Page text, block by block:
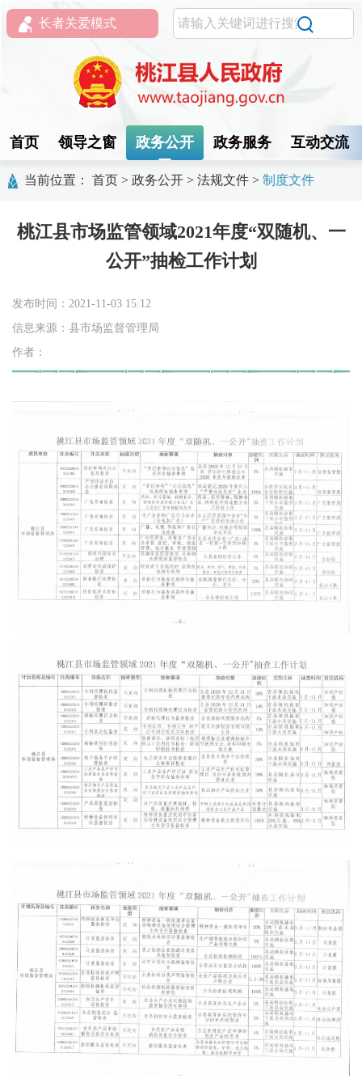
长者关爱模式
首页 领导之窗 政务公开 政务服务 互动交流
当前位置： 首页 > 政务公开 > 法规文件 > 制度文件
桃江县市场监管领域2021年度“双随机、一
公开”抽检工作计划
发布时间：2021-11-03 15:12
信息来源：县市场监督管理局
作者：